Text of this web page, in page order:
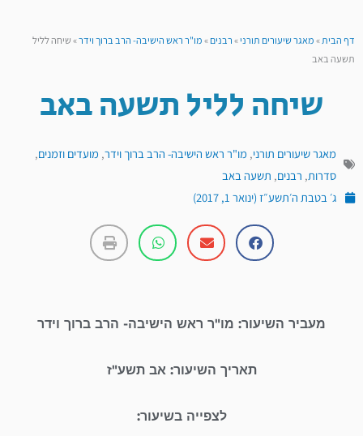
דף הבית»מאגר שיעורים תורני»רבנים»מו"ר ראש הישיבה- הרב ברוך וידר»שיחה לליל
תשעה באב
שיחה לליל תשעה באב
מאגר שיעורים תורני, מו"ר ראש הישיבה- הרב ברוך וידר, מועדים וזמנים,
סדרות, רבנים, תשעה באב
ג׳ בטבת ה׳תשע״ז (ינואר 1, 2017)
מעביר השיעור: מו"ר ראש הישיבה- הרב ברוך וידר
תאריך השיעור: אב תשע"ז
לצפייה בשיעור: